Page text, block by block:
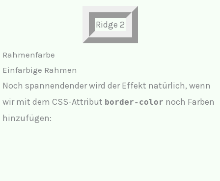
Ridge 2
Rahmenfarbe
Einfarbige Rahmen
Noch spannendender wird der Effekt natürlich, wenn
wir mit dem CSS-Attribut border-color noch Farben
hinzufügen: